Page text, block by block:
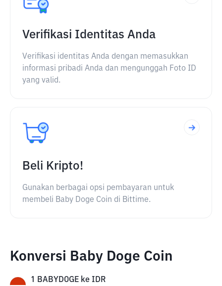
Verifikasi Identitas Anda
Verifikasi identitas Anda dengan memasukkan
informasi pribadi Anda dan mengunggah Foto ID
yang valid.
Beli Kripto!
Gunakan berbagai opsi pembayaran untuk
membeli Baby Doge Coin di Bittime.
Konversi Baby Doge Coin
1 BABYDOGE ke IDR